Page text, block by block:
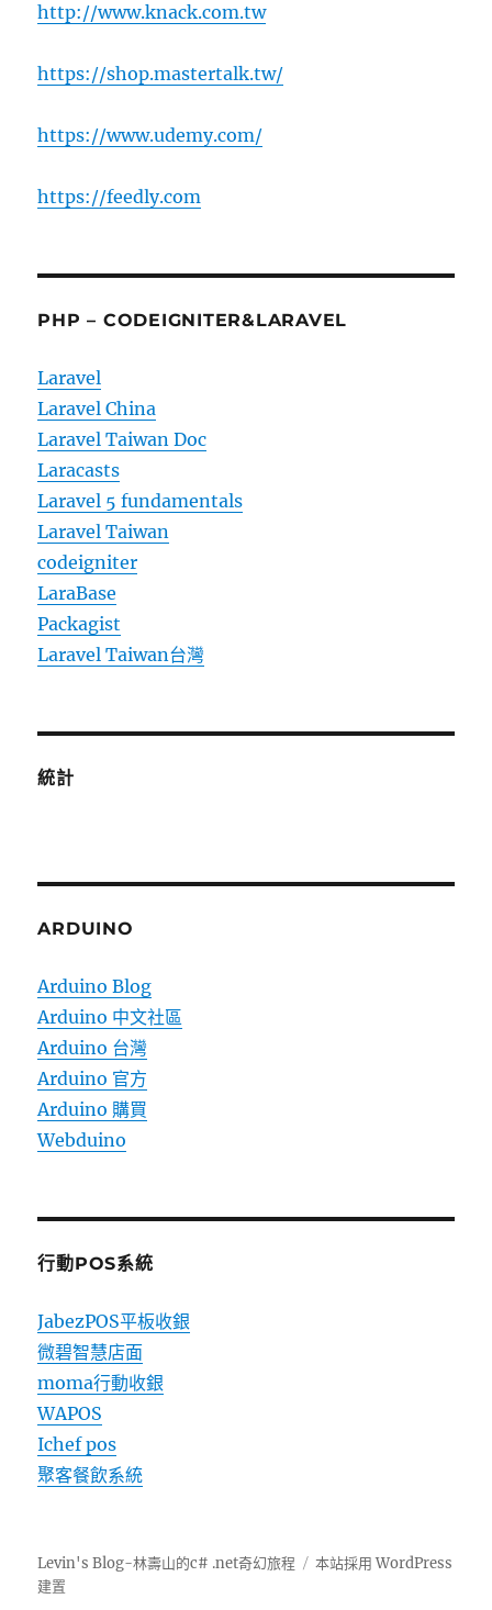
http://www.knack.com.tw
https://shop.mastertalk.tw/
https://www.udemy.com/
https://feedly.com
PHP – CODEIGNITER&LARAVEL
Laravel
Laravel China
Laravel Taiwan Doc
Laracasts
Laravel 5 fundamentals
Laravel Taiwan
codeigniter
LaraBase
Packagist
Laravel Taiwan台灣
統計
ARDUINO
Arduino Blog
Arduino 中文社區
Arduino 台灣
Arduino 官方
Arduino 購買
Webduino
行動POS系統
JabezPOS平板收銀
微碧智慧店面
moma行動收銀
WAPOS
Ichef pos
聚客餐飲系統
Levin's Blog-林壽山的c# .net奇幻旅程
本站採用 WordPress
建置